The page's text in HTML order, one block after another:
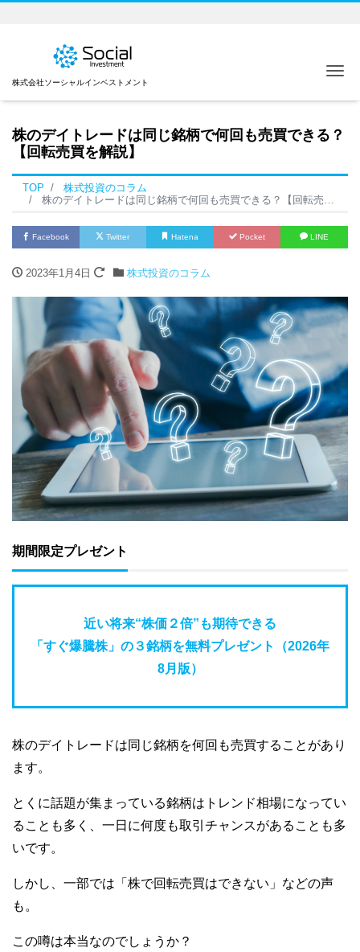
株式会社ソーシャルインベストメント
株のデイトレードは同じ銘柄で何回も売買できる？
【回転売買を解説】
TOP
株式投資のコラム
株のデイトレードは同じ銘柄で何回も売買できる？【回転売買を解説】
Facebook Twitter Hatena Pocket LINE
2023年1月4日 株式投資のコラム
期間限定プレゼント
近い将来“株価２倍”も期待できる
「すぐ爆騰株」の３銘柄を無料プレゼント（2026年
8月版）
株のデイトレードは同じ銘柄を何回も売買することがあり
ます。
とくに話題が集まっている銘柄はトレンド相場になってい
ることも多く、一日に何度も取引チャンスがあることも多
いです。
しかし、一部では「株で回転売買はできない」などの声
も。
この噂は本当なのでしょうか？